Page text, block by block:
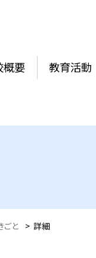
概要 教育活動
ごと > 詳細